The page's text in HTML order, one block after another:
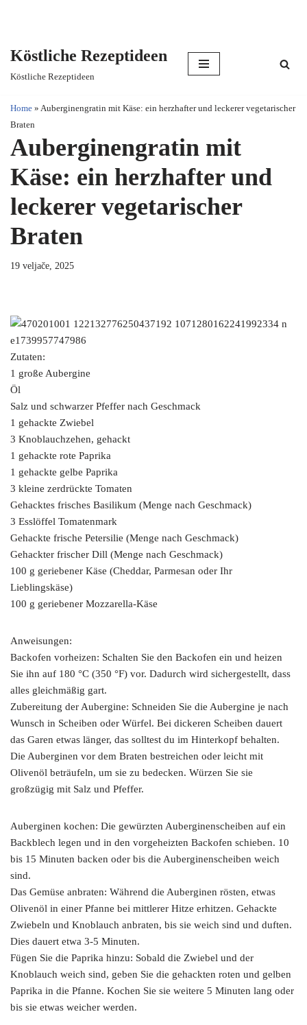
content
Köstliche Rezeptideen
Köstliche Rezeptideen
Home » Auberginengratin mit Käse: ein herzhafter und leckerer vegetarischer
Braten
Auberginengratin mit
Käse: ein herzhafter und
leckerer vegetarischer
Braten
19 veljače, 2025
Zutaten:
1 große Aubergine
Öl
Salz und schwarzer Pfeffer nach Geschmack
1 gehackte Zwiebel
3 Knoblauchzehen, gehackt
1 gehackte rote Paprika
1 gehackte gelbe Paprika
3 kleine zerdrückte Tomaten
Gehacktes frisches Basilikum (Menge nach Geschmack)
3 Esslöffel Tomatenmark
Gehackte frische Petersilie (Menge nach Geschmack)
Gehackter frischer Dill (Menge nach Geschmack)
100 g geriebener Käse (Cheddar, Parmesan oder Ihr
Lieblingskäse)
100 g geriebener Mozzarella-Käse
Anweisungen:
Backofen vorheizen: Schalten Sie den Backofen ein und heizen
Sie ihn auf 180 °C (350 °F) vor. Dadurch wird sichergestellt, dass
alles gleichmäßig gart.
Zubereitung der Aubergine: Schneiden Sie die Aubergine je nach
Wunsch in Scheiben oder Würfel. Bei dickeren Scheiben dauert
das Garen etwas länger, das solltest du im Hinterkopf behalten.
Die Auberginen vor dem Braten bestreichen oder leicht mit
Olivenöl beträufeln, um sie zu bedecken. Würzen Sie sie
großzügig mit Salz und Pfeffer.
Auberginen kochen: Die gewürzten Auberginenscheiben auf ein
Backblech legen und in den vorgeheizten Backofen schieben. 10
bis 15 Minuten backen oder bis die Auberginenscheiben weich
sind.
Das Gemüse anbraten: Während die Auberginen rösten, etwas
Olivenöl in einer Pfanne bei mittlerer Hitze erhitzen. Gehackte
Zwiebeln und Knoblauch anbraten, bis sie weich sind und duften.
Dies dauert etwa 3-5 Minuten.
Fügen Sie die Paprika hinzu: Sobald die Zwiebel und der
Knoblauch weich sind, geben Sie die gehackten roten und gelben
Paprika in die Pfanne. Kochen Sie sie weitere 5 Minuten lang oder
bis sie etwas weicher werden.